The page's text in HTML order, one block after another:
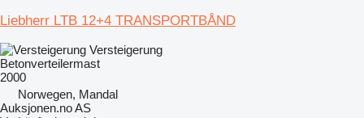
Liebherr LTB 12+4 TRANSPORTBÅND
Versteigerung
Betonverteilermast
2000
Norwegen, Mandal
Auksjonen.no AS